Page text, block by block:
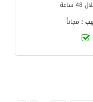
ساعة
: مجاناً